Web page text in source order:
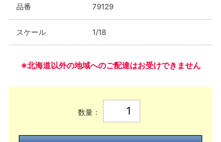
品番 79129
スケール 1/18
※北海道以外の地域へのご配達はお受けできません
数量：